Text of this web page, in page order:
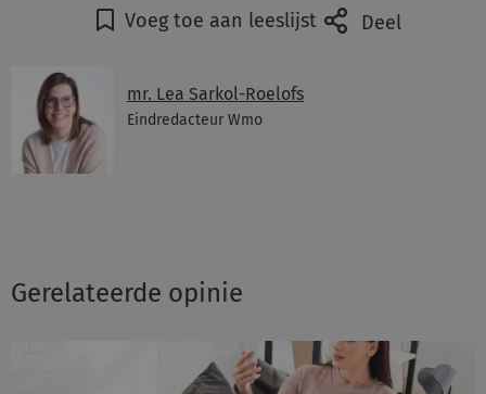
Voeg toe aan leeslijst Deel
mr. Lea Sarkol-Roelofs
Eindredacteur Wmo
Gerelateerde opinie